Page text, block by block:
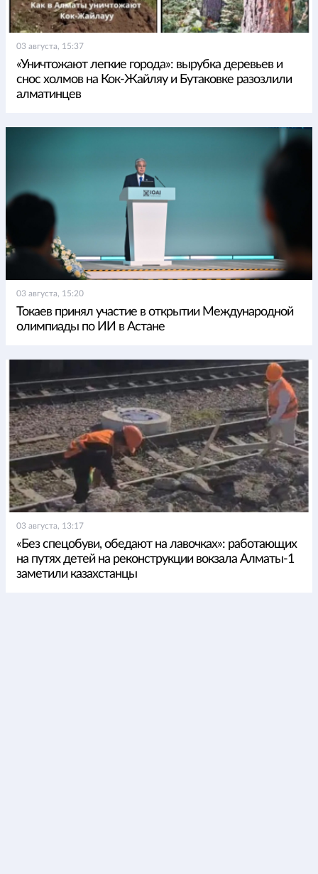
03 августа, 15:37
«Уничтожают легкие города»: вырубка деревьев и
снос холмов на Кок-Жайляу и Бутаковке разозлили
алматинцев
03 августа, 15:20
Токаев принял участие в открытии Международной
олимпиады по ИИ в Астане
03 августа, 13:17
«Без спецобуви, обедают на лавочках»: работающих
на путях детей на реконструкции вокзала Алматы-1
заметили казахстанцы